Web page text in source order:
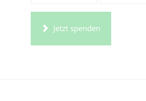
Jetzt spenden